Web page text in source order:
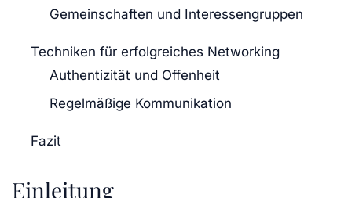
Gemeinschaften und Interessengruppen
Techniken für erfolgreiches Networking
Authentizität und Offenheit
Regelmäßige Kommunikation
Fazit
Einleitung